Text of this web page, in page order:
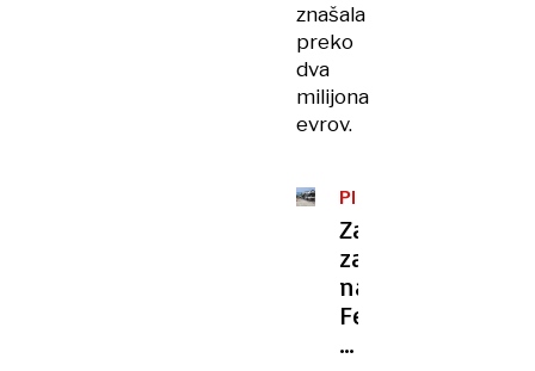
znašala
preko
dva
milijona
evrov.
PROMET
Za
zastoje
na
Fernetičih
krivi